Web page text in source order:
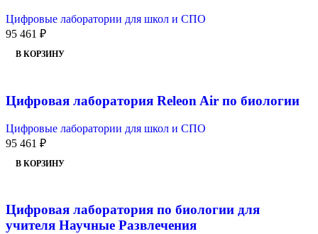
Цифровые лаборатории для школ и СПО
95 461 ₽
В КОРЗИНУ
Цифровая лаборатория Releon Air по биологии
Цифровые лаборатории для школ и СПО
95 461 ₽
В КОРЗИНУ
Цифровая лаборатория по биологии для
учителя Научные Развлечения